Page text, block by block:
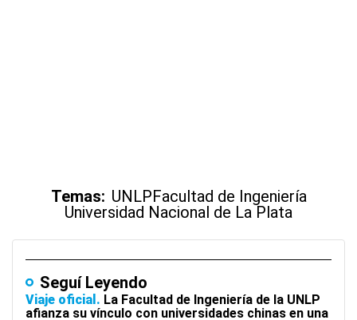
Temas: UNLPFacultad de Ingeniería
Universidad Nacional de La Plata
Seguí Leyendo
Viaje oficial
La Facultad de Ingeniería de la UNLP
afianza su vínculo con universidades chinas en una